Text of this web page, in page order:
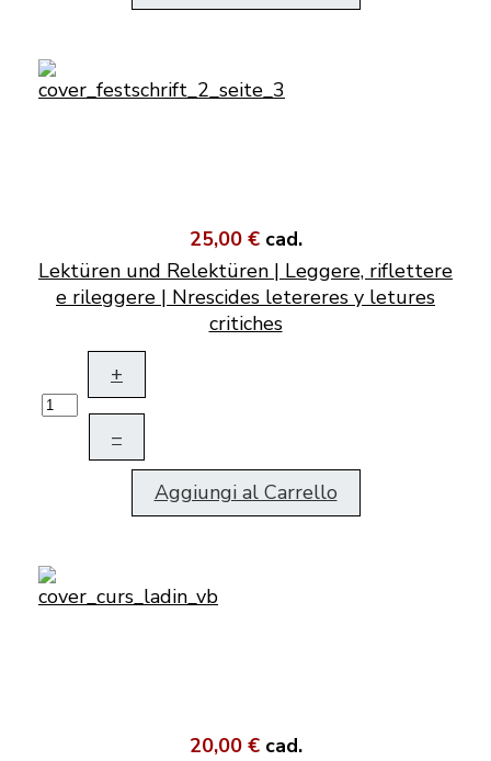
25,00 € cad.
Lektüren und Relektüren | Leggere, riflettere
e rileggere | Nrescides letereres y letures
critiches
+
–
Aggiungi al Carrello
20,00 € cad.